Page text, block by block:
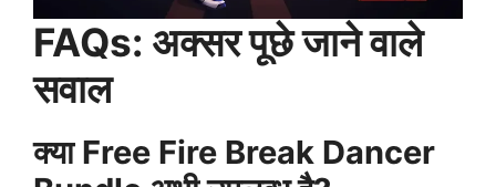
FAQs: अक्सर पूछे जाने वाले
सवाल
क्या Free Fire Break Dancer